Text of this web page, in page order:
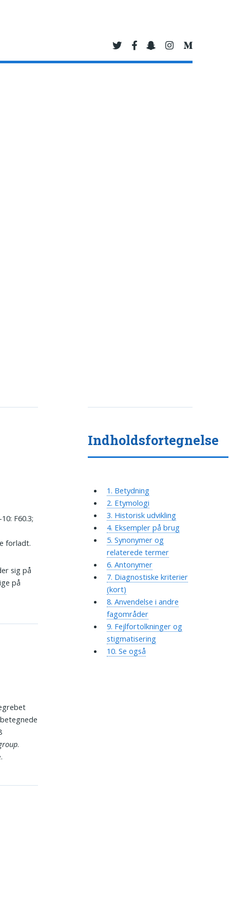
F60.3;
forladt.
sig på
på
.
Indholdsfortegnelse
1. Betydning
2. Etymologi
3. Historisk udvikling
4. Eksempler på brug
5. Synonymer og
relaterede termer
6. Antonymer
7. Diagnostiske kriterier
(kort)
8. Anvendelse i andre
fagområder
9. Fejlfortolkninger og
stigmatisering
10. Se også